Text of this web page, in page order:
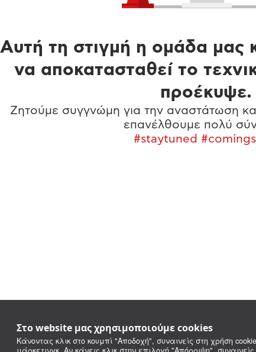
Στο website μας χρησιμοποιούμε cookies
Κάνοντας κλικ στο κουμπί "Αποδοχή", συναινείς στη χρήση
Αυτή τη στιγμή η ομάδα μας
να αποκατασταθεί το
προέκυψε.
Ζητούμε συγγνώμη για την αναστάτωση
επανέλθουμε πολύ
#staytuned